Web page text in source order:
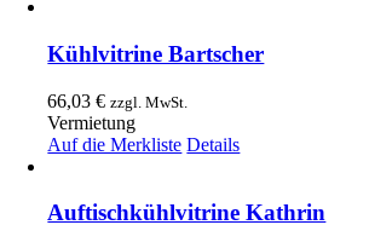
Kühlvitrine Bartscher
66,03€ zzgl. MwSt.
Vermietung
Auf die Merkliste Details
Auftischkühlvitrine Kathrin